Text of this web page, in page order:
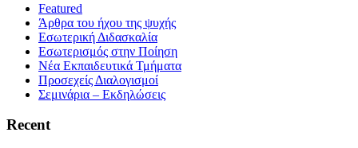
Featured
Άρθρα του ήχου της ψυχής
Εσωτερική Διδασκαλία
Εσωτερισμός στην Ποίηση
Νέα Εκπαιδευτικά Τμήματα
Προσεχείς Διαλογισμοί
Σεμινάρια – Εκδηλώσεις
Recent